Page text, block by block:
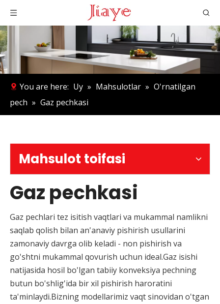
You are here: Uy » Mahsulotlar » O'rnatilgan
pech » Gaz pechkasi
Mahsulot toifasi
Gaz pechkasi
Gaz pechlari tez isitish vaqtlari va mukammal namlikni
saqlab qolish bilan an'anaviy pishirish usullarini
zamonaviy davrga olib keladi - non pishirish va
go'shtni mukammal qovurish uchun ideal.Gaz isishi
natijasida hosil bo'lgan tabiiy konveksiya pechning
butun bo'shlig'ida bir xil pishirish haroratini
ta'minlaydi.Bizning modellarimiz vaqt sinovidan o'tgan